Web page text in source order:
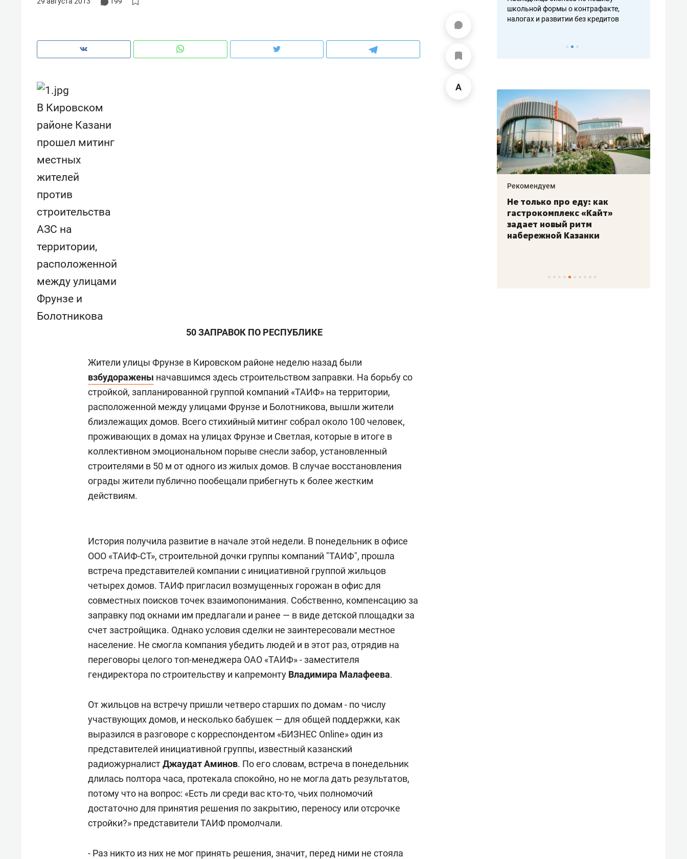
В Кировском
районе Казани
прошел митинг
местных
жителей
против
строительства
АЗС на
территории,
расположенной
между улицами
Фрунзе и
Болотникова
50 ЗАПРАВОК ПО РЕСПУБЛИКЕ
Жители улицы Фрунзе в Кировском районе неделю назад были
взбудоражены начавшимся здесь строительством заправки. На борьбу со
стройкой, запланированной группой компаний «ТАИФ» на территории,
расположенной между улицами Фрунзе и Болотникова, вышли жители
близлежащих домов. Всего стихийный митинг собрал около 100 человек,
проживающих в домах на улицах Фрунзе и Светлая, которые в итоге в
коллективном эмоциональном порыве снесли забор, установленный
строителями в 50 м от одного из жилых домов. В случае восстановления
ограды жители публично пообещали прибегнуть к более жестким
действиям.
История получила развитие в начале этой недели. В понедельник в офисе
ООО «ТАИФ-СТ», строительной дочки группы компаний "ТАИФ", прошла
встреча представителей компании с инициативной группой жильцов
четырех домов. ТАИФ пригласил возмущенных горожан в офис для
совместных поисков точек взаимопонимания. Собственно, компенсацию за
заправку под окнами им предлагали и ранее — в виде детской площадки за
счет застройщика. Однако условия сделки не заинтересовали местное
население. Не смогла компания убедить людей и в этот раз, отрядив на
переговоры целого топ-менеджера ОАО «ТАИФ» - заместителя
гендиректора по строительству и капремонту Владимира Малафеева.
От жильцов на встречу пришли четверо старших по домам - по числу
участвующих домов, и несколько бабушек — для общей поддержки, как
выразился в разговоре с корреспондентом «БИЗНЕС Online» один из
представителей инициативной группы, известный казанский
радиожурналистДжаудат Аминов. По его словам, встреча в понедельник
длилась полтора часа, протекала спокойно, но не могла дать результатов,
потому что на вопрос: «Есть ли среди вас кто-то, чьих полномочий
достаточно для принятия решения по закрытию, переносу или отсрочке
стройки?» представители ТАИФ промолчали.
- Раз никто из них не мог принять решения, значит, перед ними не стояла
школьной формы о контрафакте,
налогах и развитии без кредитов
Опыт выживания в дикой
природе, работа
с ментальным и физическим
состоянием как основа
антихрупких команд
Рекомендуем
Не только про еду: как
гастрокомплекс «Кайт»
задает новый ритм
набережной Казанки